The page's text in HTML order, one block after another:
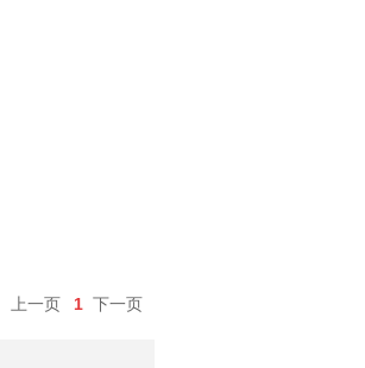
上一页 1 下一页